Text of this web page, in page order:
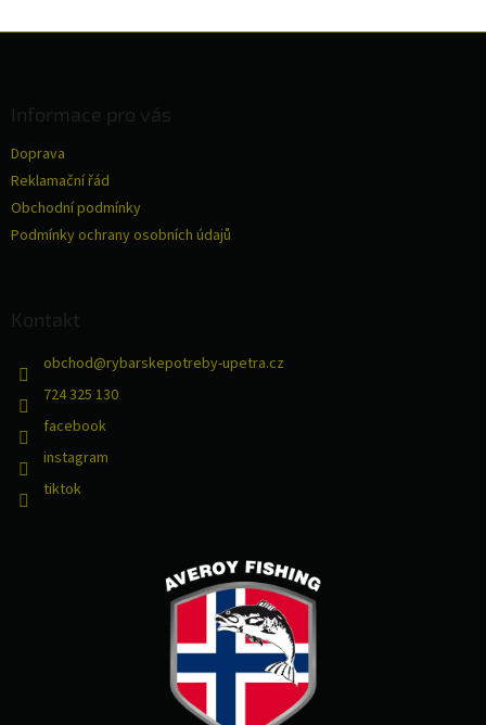
Informace pro vás
Doprava
Reklamační řád
Obchodní podmínky
Podmínky ochrany osobních údajů
Kontakt
obchod@rybarskepotreby-upetra.cz
724 325 130
facebook
instagram
tiktok